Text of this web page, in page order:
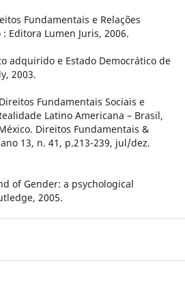
Fundamentais e Relações
Editora Lumen Juris, 2006.
adquirido e Estado Democrático de
2003.
Fundamentais Sociais e
Latino Americana – Brasil,
Direitos Fundamentais &
13, n. 41, p.213-239, jul/dez.
of Gender: a psychological
2005.